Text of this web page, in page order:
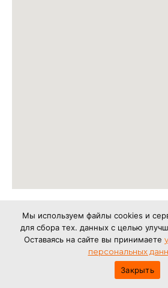
БОЛТЫ
ГАЙКИ
Мы используем файлы cookies и
для сбора тех. данных с целью
Оставаясь на сайте вы принимаете
персональных
Закрыть